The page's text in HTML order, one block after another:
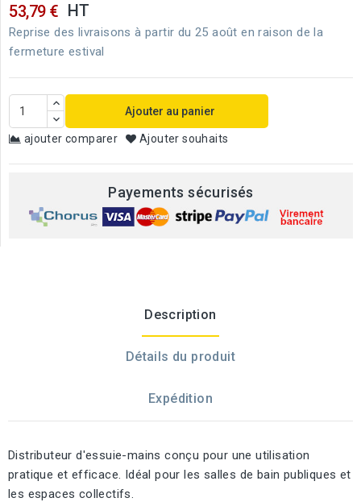
53,79 € HT
Reprise des livraisons à partir du 25 août en raison de la
fermeture estival
Ajouter au panier
ajouter comparer Ajouter souhaits
Payements sécurisés
Description
Détails du produit
Expédition
Distributeur d'essuie-mains conçu pour une utilisation
pratique et efficace. Idéal pour les salles de bain publiques et
les espaces collectifs.